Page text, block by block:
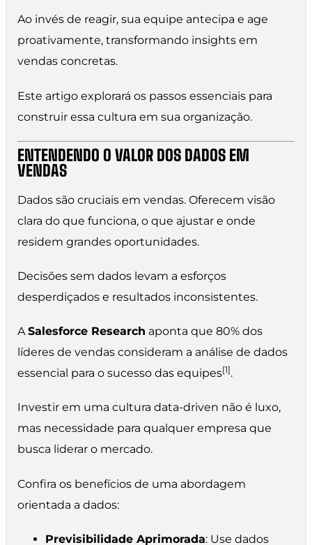
Ao invés de reagir, sua equipe antecipa e age
proativamente, transformando insights em
vendas concretas.
Este artigo explorará os passos essenciais para
construir essa cultura em sua organização.
ENTENDENDO O VALOR DOS DADOS EM
VENDAS
Dados são cruciais em vendas. Oferecem visão
clara do que funciona, o que ajustar e onde
residem grandes oportunidades.
Decisões sem dados levam a esforços
desperdiçados e resultados inconsistentes.
ASalesforce Research aponta que 80% dos
líderes de vendas consideram a análise de dados
essencial para o sucesso das equipes[1].
Investir em uma cultura data-driven não é luxo,
mas necessidade para qualquer empresa que
busca liderar o mercado.
Confira os benefícios de uma abordagem
orientada a dados:
Previsibilidade Aprimorada: Use dados